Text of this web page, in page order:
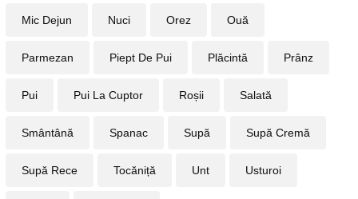
Mic Dejun Nuci Orez Ouă
Parmezan Piept De Pui Plăcintă Prânz
Pui Pui La Cuptor Roșii Salată
Smântână Spanac Supă Supă Cremă
Supă Rece Tocăniță Unt Usturoi